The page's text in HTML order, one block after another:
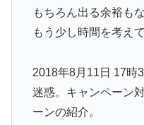
もちろん出る余裕も
もう少し時間を考え
2018年8月11日 17時
迷惑。キャンペーン
ーンの紹介。